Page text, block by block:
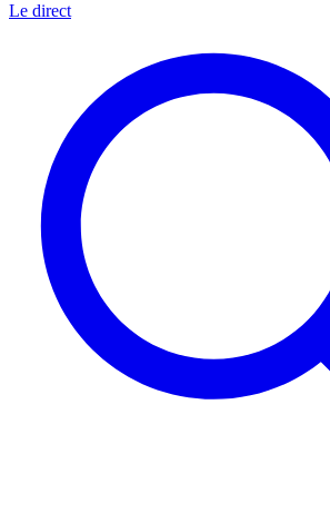
Le direct